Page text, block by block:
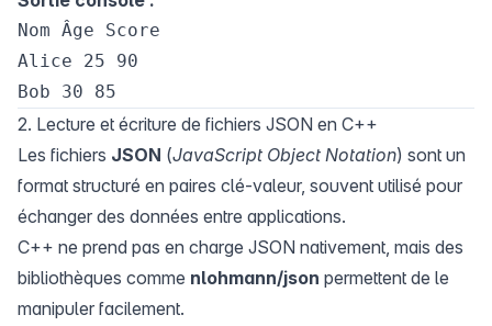
Nom Âge Score
Alice 25 90
2. Lecture et écriture de fichiers JSON en C++
Les fichiers JSON (JavaScript Object Notation) sont un
format structuré en paires clé-valeur, souvent utilisé pour
échanger des données entre applications.
C++ ne prend pas en charge JSON nativement, mais des
bibliothèques comme nlohmann/json permettent de le
manipuler facilement.